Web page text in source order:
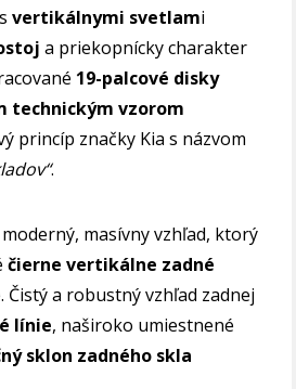
vertikálnymi svetlami
a priekopnícky charakter
19-palcové disky
technickým vzorom
princíp značky Kia s názvom
.
masívny vzhľad, ktorý
čierne vertikálne zadné
a robustný vzhľad zadnej
línie, naširoko umiestnené
sklon zadného skla